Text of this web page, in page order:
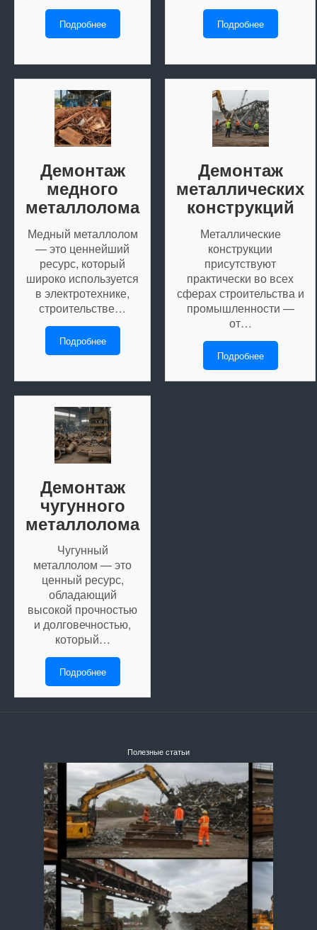
Подробнее Подробнее
Демонтаж
медного
металлолома
Медный металлолом
— это ценнейший
ресурс, который
широко используется
в электротехнике,
строительстве…
Подробнее
Демонтаж
металлических
конструкций
Металлические
конструкции
присутствуют
практически во всех
сферах строительства и
промышленности —
от…
Подробнее
Демонтаж
чугунного
металлолома
Чугунный
металлолом — это
ценный ресурс,
обладающий
высокой прочностью
и долговечностью,
который…
Подробнее
Полезные статьи